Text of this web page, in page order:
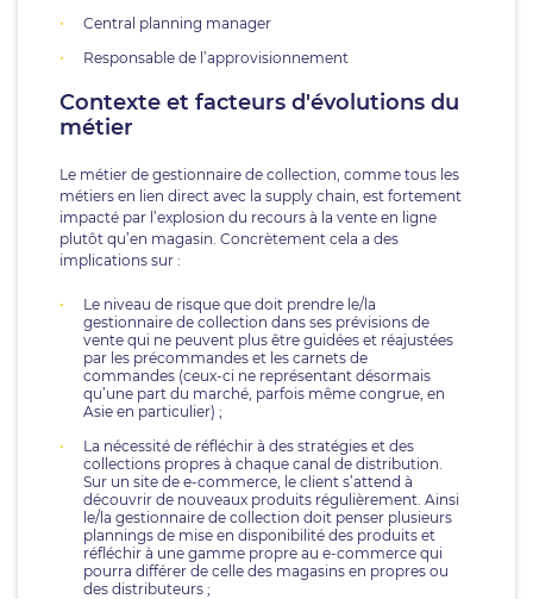
Central planning manager
Responsable de l’approvisionnement
Contexte et facteurs d'évolutions du
métier
Le métier de gestionnaire de collection, comme tous les
métiers en lien direct avec la supply chain, est fortement
impacté par l’explosion du recours à la vente en ligne
plutôt qu’en magasin. Concrètement cela a des
implications sur :
Le niveau de risque que doit prendre le/la
gestionnaire de collection dans ses prévisions de
vente qui ne peuvent plus être guidées et réajustées
par les précommandes et les carnets de
commandes (ceux-ci ne représentant désormais
qu’une part du marché, parfois même congrue, en
Asie en particulier) ;
La nécessité de réfléchir à des stratégies et des
collections propres à chaque canal de distribution.
Sur un site de e-commerce, le client s’attend à
découvrir de nouveaux produits régulièrement. Ainsi
le/la gestionnaire de collection doit penser plusieurs
plannings de mise en disponibilité des produits et
réfléchir à une gamme propre au e-commerce qui
pourra différer de celle des magasins en propres ou
des distributeurs ;